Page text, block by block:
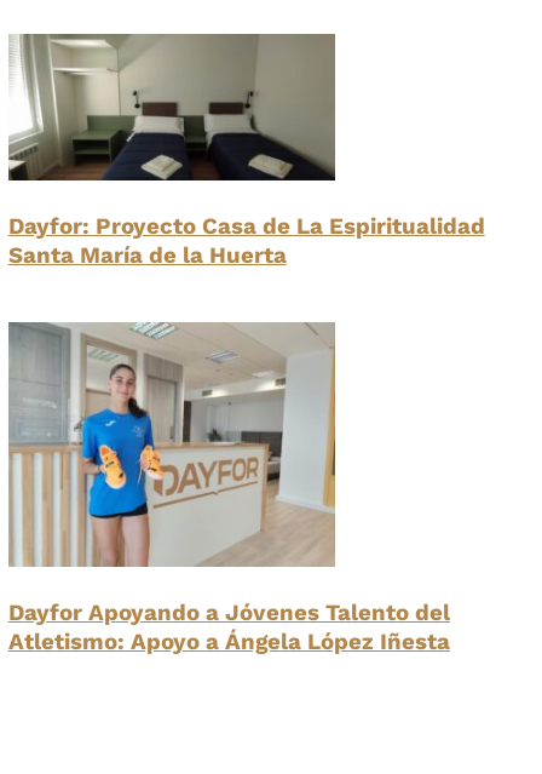
Dayfor: Proyecto Casa de La Espiritualidad
Santa María de la Huerta
Dayfor Apoyando a Jóvenes Talento del
Atletismo: Apoyo a Ángela López Iñesta